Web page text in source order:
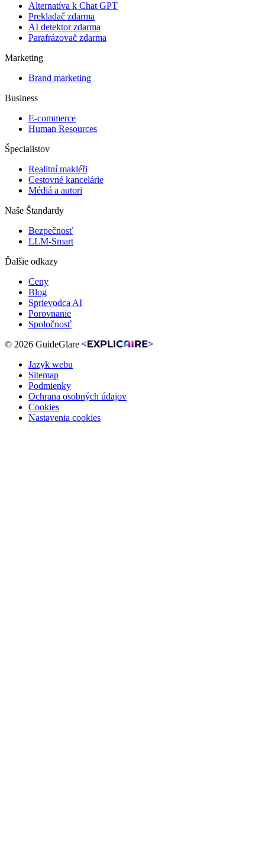
Alternatíva k Chat GPT
Prekladač zdarma
AI detektor zdarma
Parafrázovač zdarma
Marketing
Brand marketing
Business
E-commerce
Human Resources
Špecialistov
Realitní makléři
Cestovné kancelárie
Médiá a autori
Naše Štandardy
Bezpečnosť
LLM-Smart
Ďalšie odkazy
Ceny
Blog
Sprievodca AI
Porovnanie
Spoločnosť
© 2026 GuideGlare
Jazyk webu
Sitemap
Podmienky
Ochrana osobných údajov
Cookies
Nastavenia cookies